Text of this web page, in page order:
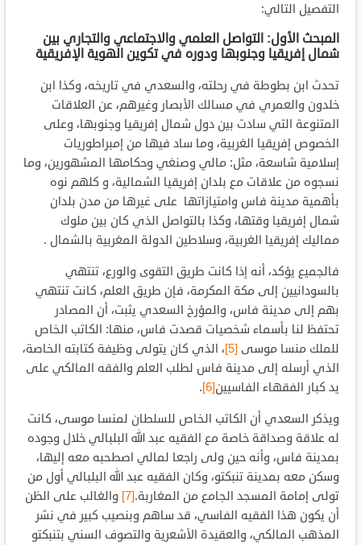
التفصيل التالي:
المبحث الأول: التواصل العلمي والاجتماعي والتجاري بين
شمال إفريقيا وجنوبها ودوره في تكوين الهوية الإفريقية
تحدث ابن بطوطة في رحلته، والسعدي في تاريخه، وكذا ابن
خلدون والعمري في مسالك الأبصار وغيرهم، عن العلاقات
المتنوعة التي سادت بين دول شمال إفريقيا وجنوبها، وعلى
الخصوص إفريقيا الغربية، وما ساد فيها من إمبراطوريات
إسلامية شاسعة، مثل: مالي وصنغي وحكامها المشهورين، وما
نسجوه من علاقات مع بلدان إفريقيا الشمالية، و كلهم نوه
بأهمية مدينة فاس وامتيازاتها على غيرها من مدن بلدان
شمال إفريقيا وقتها، وكذا بالتواصل الذي كان بين ملوك
مماليك إفريقيا الغربية، وسلاطين الدولة المغربية بالشمال .
فالجميع يؤكد، أنه إذا كانت طريق التقوى والورع، تنتهي
بالسودانيين إلى مكة المكرمة، فإن طريق العلم، كانت تنتهي
بهم إلى مدينة فاس، والمؤرخ السعدي يثبت، أن المصادر
تحتفظ لنا بأسماء شخصيات قصدت فاس، منها: الكاتب الخاص
للملك منسا موسى [5]
، الذي كان يتولى وظيفة كتابته الخاصة،
الذي أرسله إلى مدينة فاس لطلب العلم والفقه المالكي على
يد كبار الفقهاء الفاسيين[6]
.
ويذكر السعدي أن الكاتب الخاص للسلطان لمنسا موسى، كانت
له علاقة وصداقة خاصة مع الفقيه عبد الله البلبالي خلال وجوده
بمدينة فاس، وأنه حين ولى راجعا لمالي اصطحبه معه إليها،
وسكن معه بمدينة تنبكتو، وكان الفقيه عبد الله البلبالي أول من
تولى إمامة المسجد الجامع من المغاربة.[7]
والغالب على الظن
أن يكون هذا الفقيه الفاسي، قد ساهم وبنصيب كبير في نشر
المذهب المالكي، والعقيدة الأشعرية والتصوف السني بتنبكتو